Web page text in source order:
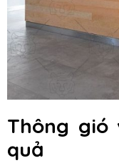
Thông
quả